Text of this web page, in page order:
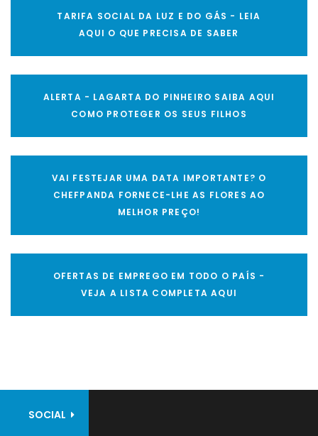
TARIFA SOCIAL DA LUZ E DO GÁS - LEIA
AQUI O QUE PRECISA DE SABER
ALERTA - LAGARTA DO PINHEIRO SAIBA AQUI
COMO PROTEGER OS SEUS FILHOS
VAI FESTEJAR UMA DATA IMPORTANTE? O
CHEFPANDA FORNECE-LHE AS FLORES AO
MELHOR PREÇO!
OFERTAS DE EMPREGO EM TODO O PAÍS -
VEJA A LISTA COMPLETA AQUI
SOCIAL